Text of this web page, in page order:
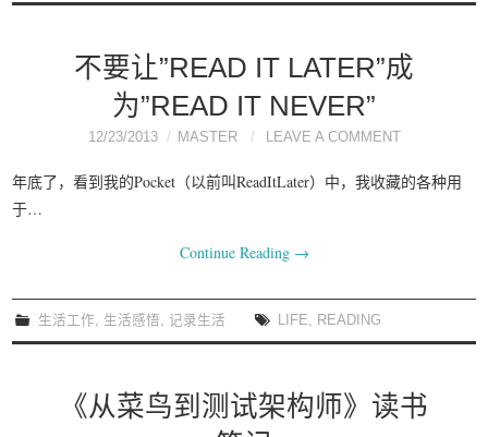
不要让”READ IT LATER”成
为”READ IT NEVER”
12/23/2013 MASTER LEAVE A COMMENT
年底了，看到我的Pocket（以前叫ReadItLater）中，我收藏的各种用
于…
Continue Reading →
生活工作, 生活感悟,记录生活 LIFE, READING
《从菜鸟到测试架构师》读书